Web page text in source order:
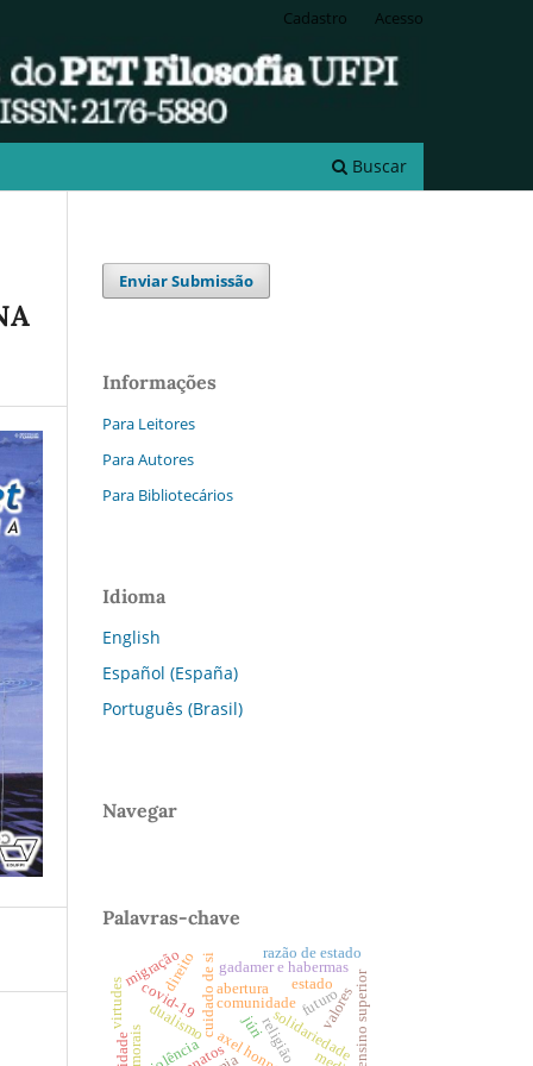
Buscar
Cadastro Acesso
Enviar Submissão
Informações
Para Leitores
Para Autores
Para Bibliotecários
Idioma
English
Español (España)
Português (Brasil)
Navegar
Palavras-chave
cuidado de si solidariedade
estado
comunidade
religião
dualismo
gadamer e habermas
futuro
covid-19 valores
abertura ensino superior
migração
direito
virtudes júri
razão de estado